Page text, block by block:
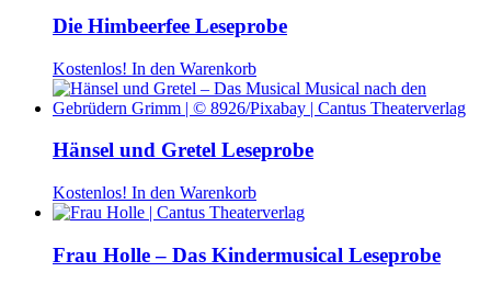
Die Himbeerfee Leseprobe
Kostenlos! In den Warenkorb
Hänsel und Gretel Leseprobe
Kostenlos! In den Warenkorb
Frau Holle – Das Kindermusical Leseprobe